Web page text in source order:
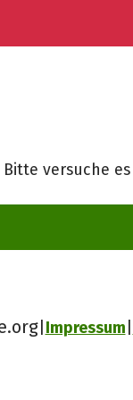
versuche es
Impressum